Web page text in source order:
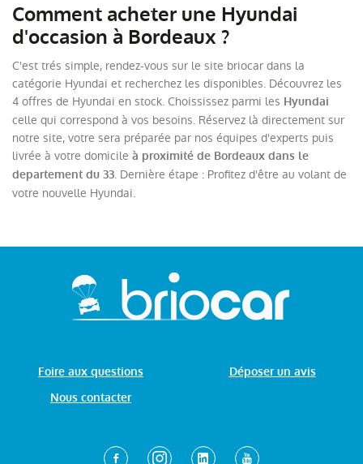
Comment acheter une Hyundai
d'occasion à Bordeaux ?
C'est trés simple, rendez-vous sur le site briocar dans la
catégorie Hyundai et recherchez les disponibles. Découvrez les
4 offres de Hyundai en stock. Choississez parmi les Hyundai
celle qui correspond à vos besoins. Réservez là directement sur
notre site, votre sera préparée par nos équipes d'experts puis
livrée à votre domicile à proximité de Bordeaux dans le
departement du 33. Dernière étape : Profitez d'être au volant de
votre nouvelle Hyundai.
Foire aux questions
Nous contacter
Déposer un avis